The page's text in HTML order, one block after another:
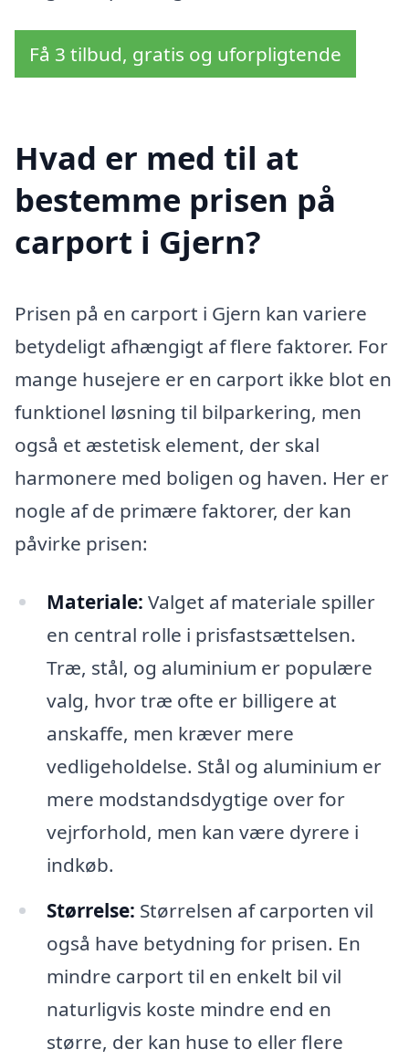
Få 3 tilbud, gratis og uforpligtende
Hvad er med til at
bestemme prisen på
carport i Gjern?
Prisen på en carport i Gjern kan variere
betydeligt afhængigt af flere faktorer. For
mange husejere er en carport ikke blot en
funktionel løsning til bilparkering, men
også et æstetisk element, der skal
harmonere med boligen og haven. Her er
nogle af de primære faktorer, der kan
påvirke prisen:
Materiale: Valget af materiale spiller
en central rolle i prisfastsættelsen.
Træ, stål, og aluminium er populære
valg, hvor træ ofte er billigere at
anskaffe, men kræver mere
vedligeholdelse. Stål og aluminium er
mere modstandsdygtige over for
vejrforhold, men kan være dyrere i
indkøb.
Størrelse: Størrelsen af carporten vil
også have betydning for prisen. En
mindre carport til en enkelt bil vil
naturligvis koste mindre end en
større, der kan huse to eller flere